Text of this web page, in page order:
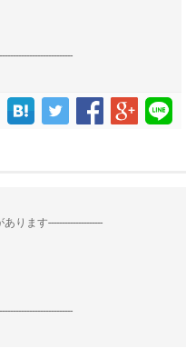
ります--------------------